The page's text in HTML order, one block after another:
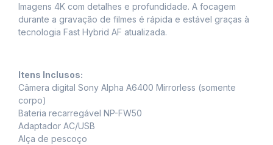
Imagens 4K com detalhes e profundidade. A focagem
durante a gravação de filmes é rápida e estável graças à
tecnologia Fast Hybrid AF atualizada.
Itens Inclusos:
Câmera digital Sony Alpha A6400 Mirrorless (somente
corpo)
Bateria recarregável NP-FW50
Adaptador AC/USB
Alça de pescoço